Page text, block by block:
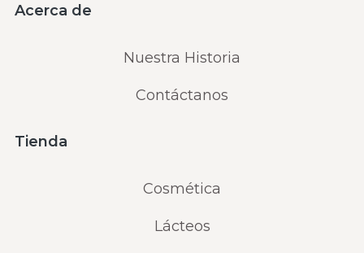
Acerca de
Nuestra Historia
Contáctanos
Tienda
Cosmética
Lácteos